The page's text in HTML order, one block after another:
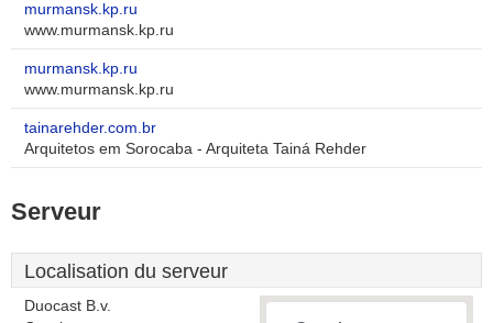
murmansk.kp.ru
www.murmansk.kp.ru
murmansk.kp.ru
www.murmansk.kp.ru
tainarehder.com.br
Arquitetos em Sorocaba - Arquiteta Tainá Rehder
Serveur
Localisation du serveur
Duocast B.v.